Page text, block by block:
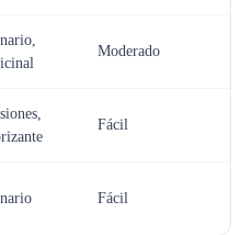
Moderado
Fácil
Fácil